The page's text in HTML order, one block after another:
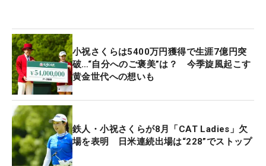
ようか」と迷ったともいうが、精いっぱい喜びを表
現。予備日が使用されたことで、この日のギャラリ
ー数はツアー史上最少の362人だったこともあり、
それを会場で生で見たとなれば、とても“貴重な光
景”だったといえる。
『次はもっと高く手を上げて欲しい』とリクエスト
されると、「次勝てたらそうしたいと思います」と
いう“約束”も飛び出した。通算12勝目を挙げたグリ
小祝さくらは5400万円獲得で生涯7億円突
破…“自分へのご褒美”は？ 今季旋風起こす
黄金世代への想いも
鉄人・小祝さくらが8月「CAT Ladies」欠
場を表明 日米連続出場は“228”でストップ